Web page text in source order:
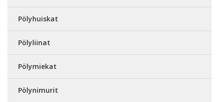
Pölyhuiskat
Pölyliinat
Pölymiekat
Pölynimurit